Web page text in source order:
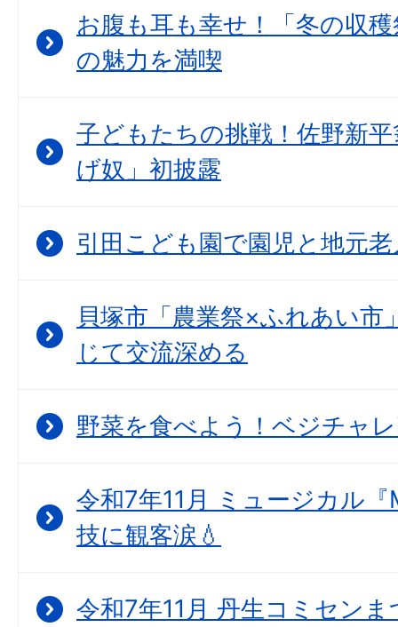
お腹も耳も幸せ！「冬の収
の魅力を満喫
子どもたちの挑戦！佐野新
げ奴」初披露
引田こども園で園児と地元
貝塚市「農業祭×ふれあい市
じて交流深める
野菜を食べよう！ベジチャ
令和7年11月 ミュージカル
技に観客涙💧
令和7年11月 丹生コミセン